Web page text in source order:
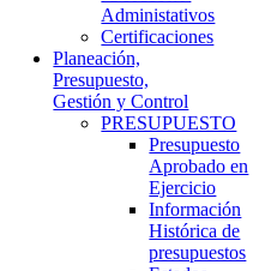
Administativos
Certificaciones
Planeación,
Presupuesto,
Gestión y Control
PRESUPUESTO
Presupuesto
Aprobado en
Ejercicio
Información
Histórica de
presupuestos